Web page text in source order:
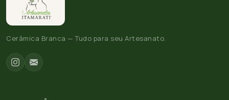
Cerâmica Branca — Tudo para seu Artesanato.